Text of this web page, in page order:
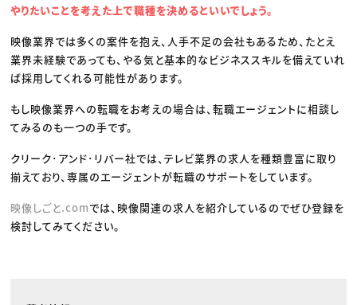
やりたいことを考えた上で職種を決めるといいでしょう。
映像業界では多くの案件を抱え、人手不足の会社もあるため、たとえ
業界未経験であっても、やる気と基本的なビジネススキルを備えていれ
ば採用してくれる可能性があります。
もし映像業界への転職をお考えの場合は、転職エージェントに相談し
てみるのも一つの手です。
クリーク･アンド･リバー社では、テレビ業界の求人を種類豊富に取り
揃えており、専属のエージェントが転職のサポートをしています。
映像しごと.comでは、映像関連の求人を紹介しているのでぜひ登録を
検討してみてください。